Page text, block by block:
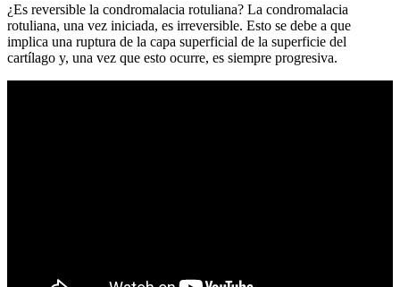
¿Es reversible la condromalacia rotuliana? La condromalacia
rotuliana, una vez iniciada, es irreversible. Esto se debe a que
implica una ruptura de la capa superficial de la superficie del
cartílago y, una vez que esto ocurre, es siempre progresiva.